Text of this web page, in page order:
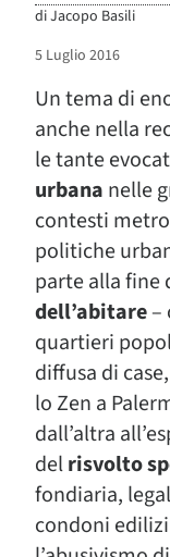
diJacopo Basili
5 Luglio 2016
Un tema di
anche nella
le tante
urbana nelle
contesti
politiche
parte alla fine
dell’abitare–
quartieri
diffusa di
lo Zen a
dall’altra
delrisvolto
fondiaria,
condoni